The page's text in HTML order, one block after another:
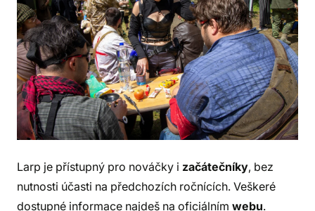
Larp je přístupný pro nováčky i začátečníky, bez
nutnosti účasti na předchozích ročnících. Veškeré
dostupné informace najdeš na oficiálním webu.